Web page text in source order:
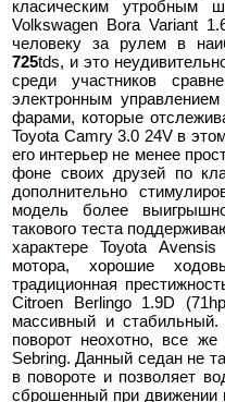
класическим
Volkswagen Bora Variant
человеку за рулем в
725tds, и это
среди участников
электронным
фарами, которые
Toyota Camry 3.0 24V в
его интерьер не менее
фоне своих друзей по
дополнительно
модель более
такового теста
характере Toyota
мотора, хорошие
традиционная
Citroen Berlingo 1.9D
массивный и
поворот неохотно, все
Sebring. Данный седан не
в повороте и позволяет
сброшенный при движении
Квартиры однокомнатные,